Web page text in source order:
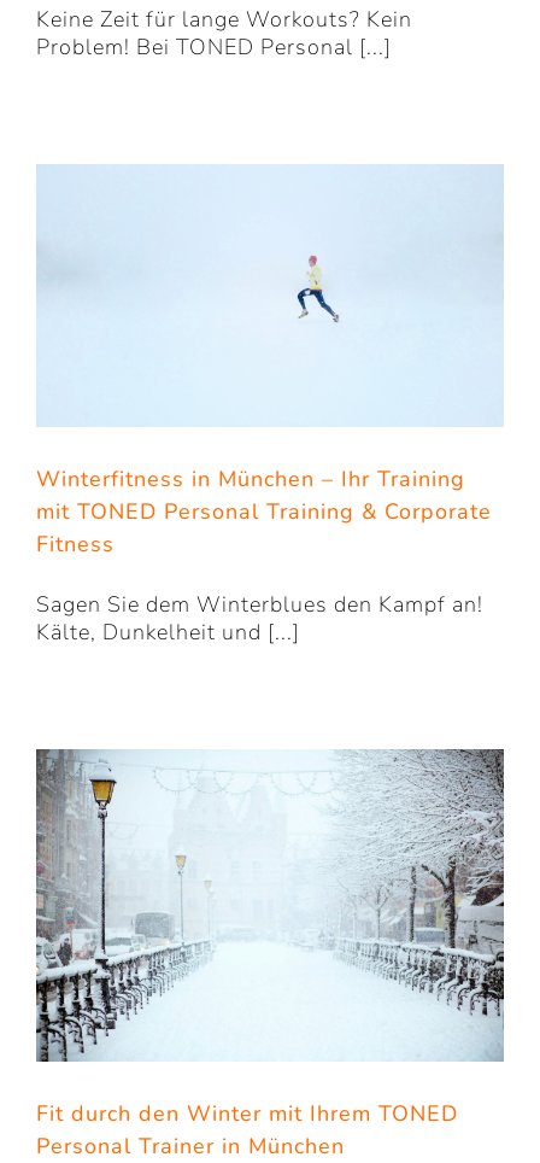
Keine Zeit für lange Workouts? Kein
Problem! Bei TONED Personal [...]
Winterfitness in München – Ihr Training
mit TONED Personal Training & Corporate
Fitness
Sagen Sie dem Winterblues den Kampf an!
Kälte, Dunkelheit und [...]
Fit durch den Winter mit Ihrem TONED
Personal Trainer in München